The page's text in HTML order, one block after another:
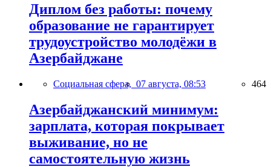
Диплом без работы: почему
образование не гарантирует
трудоустройство молодёжи в
Азербайджане
Социальная сфера, 07 августа, 08:53 464
Азербайджанский минимум:
зарплата, которая покрывает
выживание, но не
самостоятельную жизнь